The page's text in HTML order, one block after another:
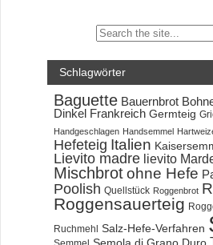
Search:
Schlagwörter
Baguette Bauernbrot
Dinkel Frankreich Germteig
Handgeschlagen Handsemmel
Hefeteig Italien
Lievito madre lievito
Mischbrot ohne Hefe
Poolish Quellstück Roggenbrot
Roggensauerteig
Ruchmehl Salz-Hefe-Verfahren